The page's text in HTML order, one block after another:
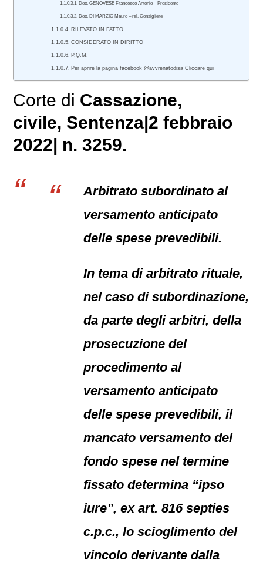
Dott. GENOVESE Francesco Antonio – Presidente
Dott. DI MARZIO Mauro – rel. Consigliere
RILEVATO IN FATTO
CONSIDERATO IN DIRITTO
P.Q.M.
Per aprire la pagina facebook @avvrenatodisa Cliccare qui
Corte di Cassazione,
civile, Sentenza|2 febbraio
2022| n. 3259.
Arbitrato subordinato al
versamento anticipato
delle spese prevedibili.
In tema di arbitrato rituale,
nel caso di subordinazione,
da parte degli arbitri, della
prosecuzione del
procedimento al
versamento anticipato
delle spese prevedibili, il
mancato versamento del
fondo spese nel termine
fissato determina “ipso
iure”, ex art. 816 septies
c.p.c., lo scioglimento del
vincolo derivante dalla